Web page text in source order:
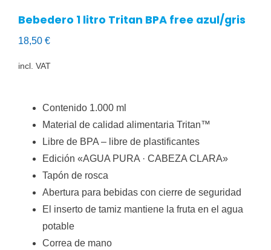
Bebedero 1 litro Tritan BPA free azul/gris
18,50 €
incl. VAT
Contenido 1.000 ml
Material de calidad alimentaria Tritan™
Libre de BPA – libre de plastificantes
Edición «AGUA PURA · CABEZA CLARA»
Tapón de rosca
Abertura para bebidas con cierre de seguridad
El inserto de tamiz mantiene la fruta en el agua
potable
Correa de mano